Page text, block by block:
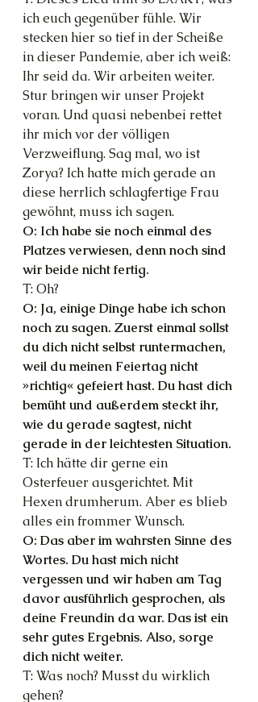
ich euch gegenüber fühle. Wir
stecken hier so tief in der Scheiße
in dieser Pandemie, aber ich weiß:
Ihr seid da. Wir arbeiten weiter.
Stur bringen wir unser Projekt
voran. Und quasi nebenbei rettet
ihr mich vor der völligen
Verzweiflung. Sag mal, wo ist
Zorya? Ich hatte mich gerade an
diese herrlich schlagfertige Frau
gewöhnt, muss ich sagen.
O: Ich habe sie noch einmal des
Platzes verwiesen, denn noch sind
wir beide nicht fertig.
T: Oh?
O: Ja, einige Dinge habe ich schon
noch zu sagen. Zuerst einmal sollst
du dich nicht selbst runtermachen,
weil du meinen Feiertag nicht
»richtig« gefeiert hast. Du hast dich
bemüht und außerdem steckt ihr,
wie du gerade sagtest, nicht
gerade in der leichtesten Situation.
T: Ich hätte dir gerne ein
Osterfeuer ausgerichtet. Mit
Hexen drumherum. Aber es blieb
alles ein frommer Wunsch.
O: Das aber im wahrsten Sinne des
Wortes. Du hast mich nicht
vergessen und wir haben am Tag
davor ausführlich gesprochen, als
deine Freundin da war. Das ist ein
sehr gutes Ergebnis. Also, sorge
dich nicht weiter.
T: Was noch? Musst du wirklich
gehen?